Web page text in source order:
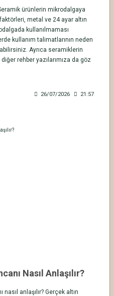
ürünlerin mikrodalgaya
metal ve 24 ayar altın
kullanılmaması
kullanım talimatlarının neden
Ayrıca seramiklerin
rehber yazılarımıza da göz
26/07/2026 21:57
Nasıl Anlaşılır?
nasıl anlaşılır? Gerçek altın